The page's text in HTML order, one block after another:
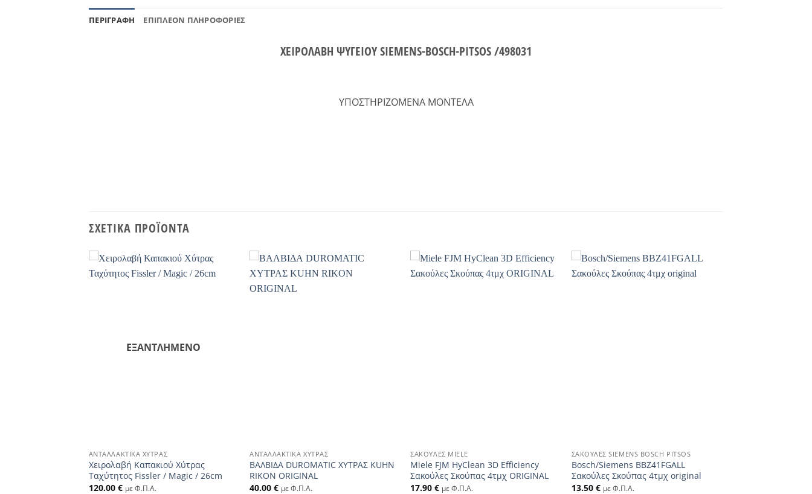
ΠΕΡΙΓΡΑΦΉ ΕΠΙΠΛΈΟΝ ΠΛΗΡΟΦΟΡΊΕΣ
ΧΕΙΡΟΛΑΒΗ ΨΥΓΕΙΟΥ SIEMENS-BOSCH-PITSOS /498031
ΥΠΟΣΤΗΡΙΖΟΜΕΝΑ ΜΟΝΤΕΛΑ
ΣΧΕΤΙΚΆ ΠΡΟΪΌΝΤΑ
ΕΞΑΝΤΛΗΜΈΝΟ
ΑΝΤΑΛΛΑΚΤΙΚΆ ΧΎΤΡΑΣ
Χειρολαβή Καπακιού Xύτρας
Ταχύτητος Fissler / Magic / 26cm
120.00 € με Φ.Π.Α.
ΑΝΤΑΛΛΑΚΤΙΚΆ ΧΎΤΡΑΣ
ΒΑΛΒΙΔΑ DUROMATIC ΧΥΤΡΑΣ KUHN
RIKON ORIGINAL
40.00€ με Φ.Π.Α.
ΣΑΚΟΎΛΕΣ MIELE
Miele FJM HyClean 3D Efficiency
Σακούλες Σκούπας 4τμχ ORIGINAL
17.90€ με Φ.Π.Α.
ΣΑΚΟΎΛΕΣ SIEMENS BOSCH PITSOS
Bosch/Siemens BBZ41FGALL
Σακούλες Σκούπας 4τμχ original
13.50 € με Φ.Π.Α.